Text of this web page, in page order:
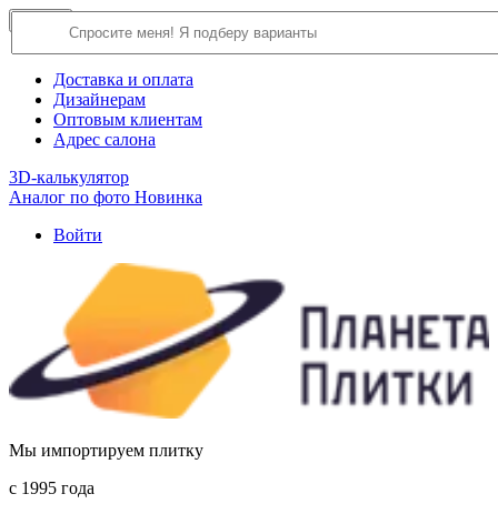
О компании
Доставка и оплата
Дизайнерам
Оптовым клиентам
Адрес салона
3D-калькулятор
Аналог по фото Новинка
Войти
Мы импортируем плитку
c 1995 года